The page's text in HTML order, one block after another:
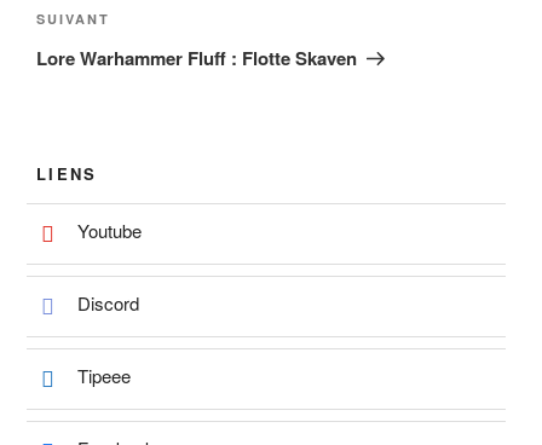
Article
suivant
SUIVANT
Lore Warhammer Fluff : Flotte Skaven
LIENS
Youtube
Discord
Tipeee